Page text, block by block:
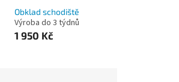
Obklad schodiště
Výroba do 3 týdnů
1 950 Kč